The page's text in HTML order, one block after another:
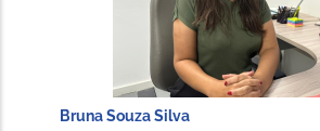
Bruna Souza Silva